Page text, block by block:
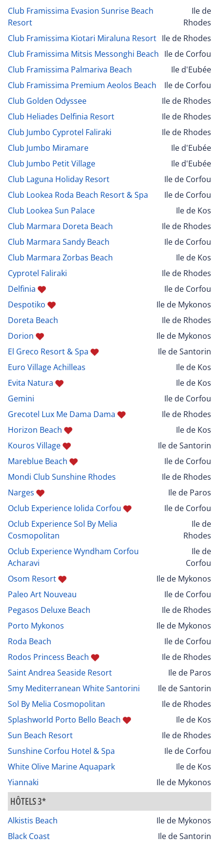
Club Framissima Evasion Sunrise Beach
Resort
Ile de
Rhodes
Club Framissima Kiotari Miraluna Resort Ile de Rhodes
Club Framissima Mitsis Messonghi Beach Ile de Corfou
Club Framissima Palmariva Beach
Ile d'Eubée
Club Framissima Premium Aeolos Beach
Ile de Corfou
Club Golden Odyssee
Ile de Rhodes
Club Heliades Delfinia Resort
Ile de Rhodes
Club Jumbo Cyprotel Faliraki
Ile de Rhodes
Club Jumbo Miramare
Ile d'Eubée
Club Jumbo Petit Village
Ile d'Eubée
Club Laguna Holiday Resort
Ile de Corfou
Club Lookea Roda Beach Resort & Spa
Ile de Corfou
Club Lookea Sun Palace
Ile de Kos
Club Marmara Doreta Beach
Ile de Rhodes
Club Marmara Sandy Beach
Ile de Corfou
Club Marmara Zorbas Beach
Ile de Kos
Cyprotel Faliraki
Ile de Rhodes
Delfinia
Ile de Corfou
Despotiko
Ile de Mykonos
Doreta Beach
Ile de Rhodes
Dorion
Ile de Mykonos
El Greco Resort & Spa
Ile de Santorin
Euro Village Achilleas
Ile de Kos
Evita Natura
Ile de Kos
Gemini
Ile de Corfou
Grecotel Lux Me Dama Dama
Ile de Rhodes
Horizon Beach
Ile de Kos
Kouros Village
Ile de Santorin
Mareblue Beach
Ile de Corfou
Mondi Club Sunshine Rhodes
Ile de Rhodes
Narges
Ile de Paros
Oclub Experience Iolida Corfou
Ile de Corfou
Oclub Experience Sol By Melia
Cosmopolitan
Ile de
Rhodes
Oclub Experience Wyndham Corfou
Acharavi
Ile de
Corfou
Osom Resort
Ile de Mykonos
Paleo Art Nouveau
Ile de Corfou
Pegasos Deluxe Beach
Ile de Rhodes
Porto Mykonos
Ile de Mykonos
Roda Beach
Ile de Corfou
Rodos Princess Beach
Ile de Rhodes
Saint Andrea Seaside Resort
Ile de Paros
Smy Mediterranean White Santorini
Ile de Santorin
Sol By Melia Cosmopolitan
Ile de Rhodes
Splashworld Porto Bello Beach
Ile de Kos
Sun Beach Resort
Ile de Rhodes
Sunshine Corfou Hotel & Spa
Ile de Corfou
White Olive Marine Aquapark
Ile de Kos
Yiannaki
Ile de Mykonos
HÔTELS 3*
Alkistis Beach
Ile de Mykonos
Black Coast
Ile de Santorin